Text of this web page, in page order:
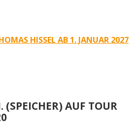
HISSEL AB 1. JANUAR 2027
AUF TOUR